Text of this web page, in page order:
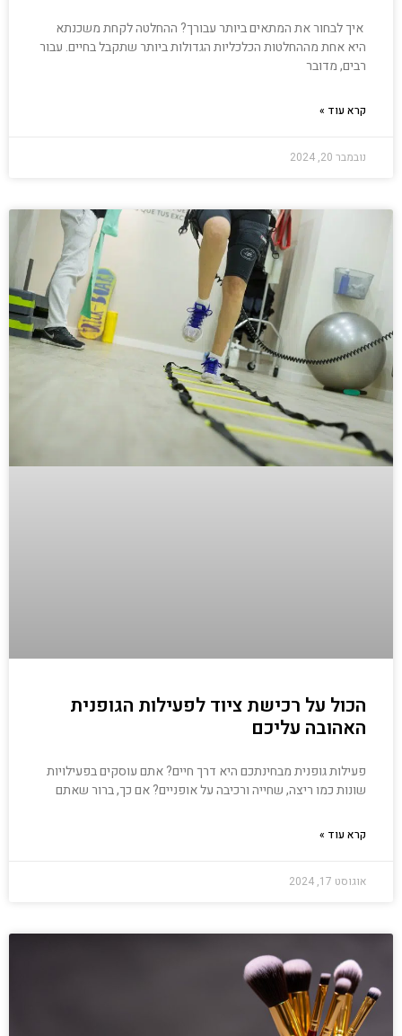
איך לבחור את המתאים ביותר עבורך? ההחלטה לקחת משכנתא
היא אחת מההחלטות הכלכליות הגדולות ביותר שתקבל בחיים. עבור
רבים, מדובר
קרא עוד »
נובמבר 20, 2024
הכול על רכישת ציוד לפעילות הגופנית
האהובה עליכם
פעילות גופנית מבחינתכם היא דרך חיים? אתם עוסקים בפעילויות
שונות כמו ריצה, שחייה ורכיבה על אופניים? אם כך, ברור שאתם
קרא עוד »
אוגוסט 17, 2024